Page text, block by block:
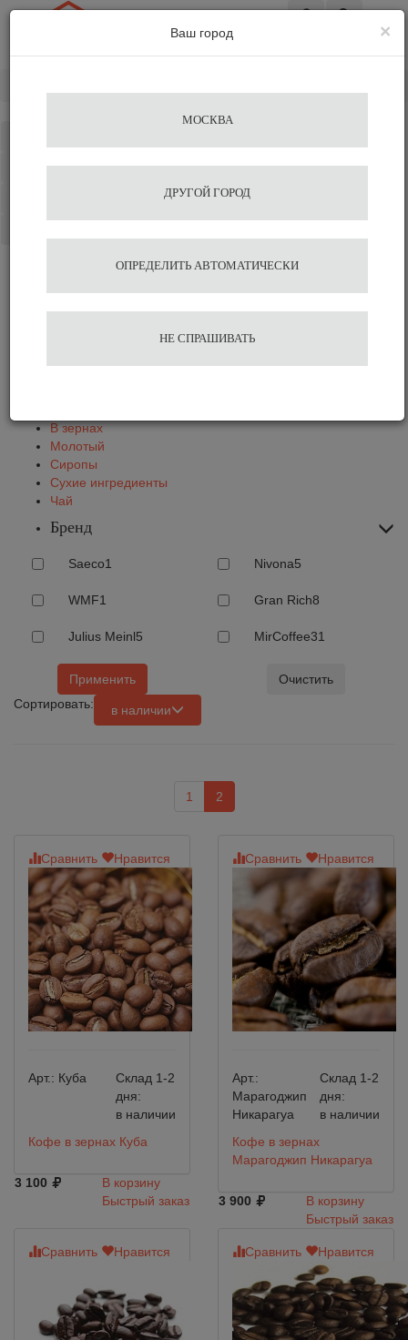
Избранное
Кофе в зернах – выбор
В зернах
Молотый
Сиропы
Сухие ингредиенты
Чай
Бренд
Saeco1 Nivona5
WMF1 Gran Rich8
Julius Meinl5 MirCoffee31
Применить
Очистить
Сортировать:
в наличии
1 2
Сравнить Нравится
Арт.: Куба
Склад 1-2
дня:
в наличии
Кофе в зернах Куба
3 100
В корзину
Быстрый заказ
Сравнить Нравится
Арт.:
Марагоджип
Никарагуа
Склад 1-2
дня:
в наличии
Кофе в зернах
Марагоджип Никарагуа
3 900
В корзину
Быстрый заказ
Сравнить Нравится Сравнить Нравится
×
Ваш город
МОСКВА
ДРУГОЙ ГОРОД
ОПРЕДЕЛИТЬ АВТОМАТИЧЕСКИ
НЕ СПРАШИВАТЬ